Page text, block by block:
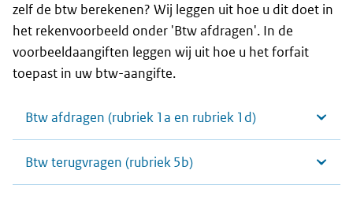
zelf de btw berekenen? Wij leggen uit hoe u dit doet in
het rekenvoorbeeld onder 'Btw afdragen'. In de
voorbeeldaangiften leggen wij uit hoe u het forfait
toepast in uw btw-aangifte.
Btw afdragen (rubriek 1a en rubriek 1d)
Btw terugvragen (rubriek 5b)